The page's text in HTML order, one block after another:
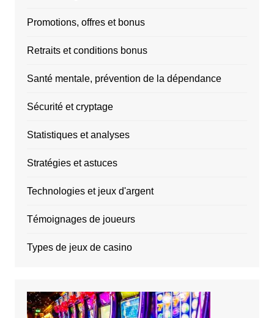
Promotions, offres et bonus
Retraits et conditions bonus
Santé mentale, prévention de la dépendance
Sécurité et cryptage
Statistiques et analyses
Stratégies et astuces
Technologies et jeux d'argent
Témoignages de joueurs
Types de jeux de casino